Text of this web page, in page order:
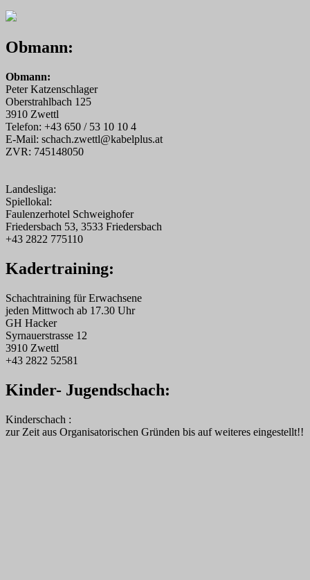
Obmann:
Obmann:
Peter Katzenschlager
Oberstrahlbach 125
3910 Zwettl
Telefon: +43 650 / 53 10 10 4
E-Mail: schach.zwettl@kabelplus.at
ZVR: 745148050
Landesliga:
Spiellokal:
Faulenzerhotel Schweighofer
Friedersbach 53, 3533 Friedersbach
+43 2822 775110
Kadertraining:
Schachtraining für Erwachsene
jeden Mittwoch ab 17.30 Uhr
GH Hacker
Syrnauerstrasse 12
3910 Zwettl
+43 2822 52581
Kinder- Jugendschach:
Kinderschach :
zur Zeit aus Organisatorischen Gründen bis auf weiteres eingestellt!!